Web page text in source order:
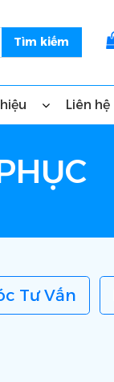
Liên hệ
Tư Vấn